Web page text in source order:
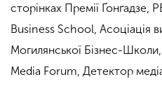
сторінках Премії Ґонґадзе,
Business School, Асоціація
Могилянської Бізнес-Школи,
Media Forum, Детектор